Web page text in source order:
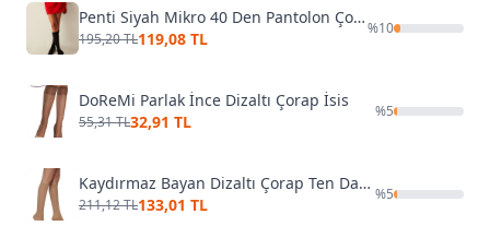
Penti Siyah Mikro 40 Den Pantolon Çorabı
195,20 TL119,08 TL
%10
DoReMi Parlak İnce Dizaltı Çorap İsis
55,31 TL32,91 TL
%5
Kaydırmaz Bayan Dizaltı Çorap Ten Daymod D1212017
211,12 TL133,01 TL
%5